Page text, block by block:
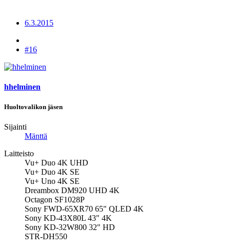
6.3.2015
#16
hhelminen
Huoltovalikon jäsen
Sijainti
Mänttä
Laitteisto
Vu+ Duo 4K UHD
Vu+ Duo 4K SE
Vu+ Uno 4K SE
Dreambox DM920 UHD 4K
Octagon SF1028P
Sony FWD-65XR70 65" QLED 4K
Sony KD-43X80L 43" 4K
Sony KD-32W800 32" HD
STR-DH550